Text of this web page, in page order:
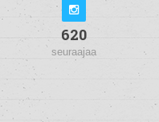
620
seuraajaa